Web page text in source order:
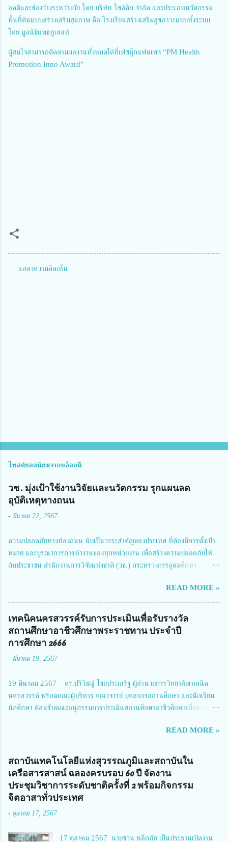
อคติและช่องว่างระหว่างวัย โดย บริษัท ไซด์คิก จำกัด และประเภทนวัตกรรม
พื้นที่ต้นแบบสร้างเสริมสุขภาพ คือ โรงเรียนสร้างเสริมสุขภาวะแบบทั้งระบบ
โดย มูลนิธิแพธทูเฮลท์
ผู้สนใจสามารถติดตามผลงานทั้งหมดได้ที่เฟซบุ๊กแฟนเพจ “PM Health
Promotion Inno Award”
แสดงความคิดเห็น
โพสต์ยอดนิยมจากบล็อกนี้
วช. มุ่งเป้าใช้งานวิจัยและนวัตกรรม รุกแผนลด
อุบัติเหตุทางถนน
- มีนาคม 22, 2567
ความปลอดภัยทางท้องถนน นับเป็นวาระสำคัญของประเทศ ที่ต้องมีการตั้งเป้า
หมาย และบูรณาการการทำงานของทุกหน่วยงาน เพื่อสร้างความปลอดภัยให้
กับประชาชน สำนักงานการวิจัยแห่งชาติ (วช.) กระทรวงการอุดมศึกษา
สมาคมวิศวกรรมชีวการแพทย์ไทย จัดการประชุมเผยแพร่ผลการดำเนินงาน
โครงการการวิจัยเชิงปฏิบัติการโดยบูรณาการทุกภาคส่วน เพื่อลดอุบัติเหตุและ
การเสียชีวิตให้สอดคล้องกับเป้าหมายแผนแม่บทฉบับที่ 5 ในวันที่ 22 มีนาคม
2567 โดยมี ดร.วิภารัตน์ ดีอ่อง ผู้อำนวยการสำนักงานการวิจัยแห่งชาติ เป็น
ประธานในพิธีเปิดพร้อมให้นโยบายการผลักดันงานวิจัยเพื่อความปลอดภัยทาง
การประชุมในครั้งนี้ นางสาวสตตกมล เกียรติพานิช ผู้อำนวยการกองบริหารทุน
Richmond Stylish Convention Hotel จังหวัดนนทบุรี ดร.วิภารัตน์ ดีอ่อง
ผู้อำนวยการสำนักงานการวิจัยแห่งชาติ กล่าวว่า วช. ในฐานะหน่วยงานบริหาร
จัดการทุนวิจัยและนวัตกรรมได้เล็งเห็นถึงความสำคัญของกา...
READ MORE »
เทคนิคนครสวรรค์รับการประเมินเพื่อรับรางวัล
สถานศึกษาอาชีวศึกษาพระราชทาน ประจำปี
การศึกษา 2666
- มีนาคม 19, 2567
19 มีนาคม 2567 ดร.ปริวิชญ์ ไชยประเสริฐ ผู้อำนวยการวิทยาลัยเทคนิค
นครสวรรค์ พร้อมคณะผู้บริหาร คณาจารย์ บุคลากรสถานศึกษา และนักเรียน
นักศึกษา ต้อนรับคณะอนุกรรมการประเมินสถานศึกษาอาชีวศึกษาเพื่อรางวัล
นายจักรภพ เนวะมาตย์ ผู้อำนวยการวิทยาลัยเทคนิคตาก ประธานคณะอนุกร
รมการฯ 1.นายวณิชา คณะใน ผู้ทรงคุณวุฒิ 2.นายภัทธาวุธ โพธา ผู้อำนวย
การวิทยาลัยสารพัดช่างกำแพงเพชร 3.นางสาวหัตถาภรณ์ เสาร์เรือน ผู้อำนวย
การวิทยาลัยการอาชีพบ้านตาก 4.นางเพ็ญศรี ขุนทอง ผู้อำนวยการวิทยาลัย
การอาชีพรัตนประสิทธิ์วิทย์ 5.นายธเนศ คงวังทอง ผู้อำนวยการวิทยาลัย
เกษตรและเทคโนโลยีพิจิตร 6.นายชัยณรงค์ คชมาตย์ ผู้อำนวยการวิทยาลัย
8.นายณัฐกฤต ภูทวี รองผู้อำนวยการวิทยาลัยเทคนิคตาก นายจักรภพ กล่าว
READ MORE »
สถาบันเทคโนโลยีแห่งสุวรรณภูมิและสถาบันใน
เครือสารสาสน์ ฉลองครบรอบ 60 ปี จัดงาน
ประชุมวิชาการระดับชาติครั้งที่ 2 พร้อมกิจกรรม
จิตอาสาทั่วประเทศ
- ตุลาคม 17, 2567
17 ตุลาคม 2567 นายชวน หลีกภัย เป็นประธานเปิดงาน